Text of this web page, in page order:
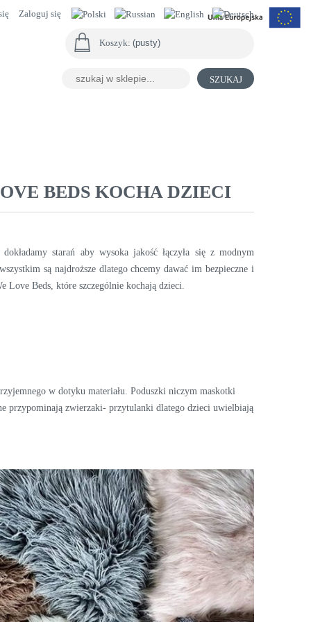
Zaloguj się
Koszyk: (pusty)
SZUKAJ
BEDS KOCHA DZIECI
starań aby wysoka jakość łączyła się z modnym
są najdroższe dlatego chcemy dawać im bezpieczne i
Love Beds, które szczególnie kochają dzieci.
w dotyku materiału. Poduszki niczym maskotki
przypominają zwierzaki- przytulanki dlatego dzieci uwielbiają